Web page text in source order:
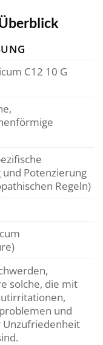
C12 10 G
Potenzierung
Regeln)
solche, die mit
und